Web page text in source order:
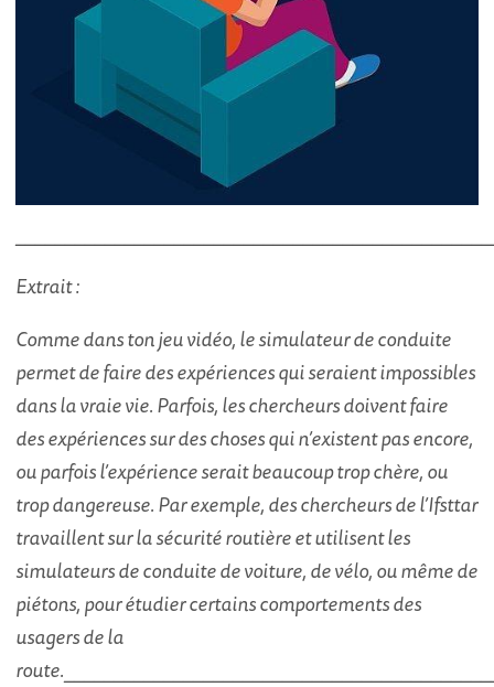
Extrait :
Comme dans ton jeu vidéo, le simulateur de conduite
permet de faire des expériences qui seraient impossibles
dans la vraie vie. Parfois, les chercheurs doivent faire
des expériences sur des choses qui n’existent pas encore,
ou parfois l’expérience serait beaucoup trop chère, ou
trop dangereuse. Par exemple, des chercheurs de l’Ifsttar
travaillent sur la sécurité routière et utilisent les
simulateurs de conduite de voiture, de vélo, ou même de
piétons, pour étudier certains comportements des
usagers de la
route.